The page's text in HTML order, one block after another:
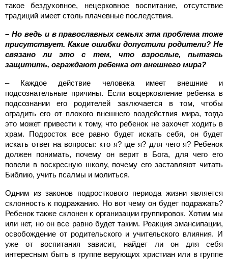
такое бездуховное, нецерковное воспитание, отсутствие
традиций имеет столь плачевные последствия.
– Но ведь и в православных семьях эта проблема тоже
присутствует. Какие ошибки допустили родители? Не
связано ли это с тем, что взрослые, пытаясь
защитить, ограждают ребенка от внешнего мира?
– Каждое действие человека имеет внешние и
подсознательные причины. Если воцерковление ребенка в
подсознании его родителей заключается в том, чтобы
оградить его от плохого внешнего воздействия мира, тогда
это может привести к тому, что ребенок не захочет ходить в
храм. Подросток все равно будет искать себя, он будет
искать ответ на вопросы: кто я? где я? для чего я? Ребенок
должен понимать, почему он верит в Бога, для чего его
повели в воскресную школу, почему его заставляют читать
Библию, учить псалмы и молиться.
Одним из законов подросткового периода жизни является
склонность к подражанию. Но вот чему он будет подражать?
Ребенок также склонен к организации группировок. Хотим мы
или нет, но он все равно будет таким. Реакция эмансипации,
освобождение от родительского и учительского влияния. И
уже от воспитания зависит, найдет ли он для себя
интересным быть в группе верующих христиан или в группе